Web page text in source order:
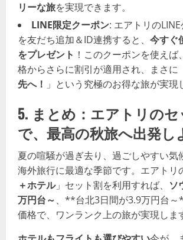
リーな旅を実現できます。
LINE限定クーポン: エアトリの
を友だち追加＆ID連携すると、 今すぐ
をプレゼント ！このクーポンを使え
格からさらに割引が適用され、まさに
先へ！ 」という究極のお得な旅が実現
5. まとめ：エアトリの
で、最高の秋旅へ出発し
夏の喧騒が過ぎ去り、過ごしやすい気
海外旅行に最適な季節です。エアトリ
＋ホテル」セット割を利用すれば、 ソ
万円台～、**台北3日間が3.9万円台
価格で、ワンランク上の旅が実現しま